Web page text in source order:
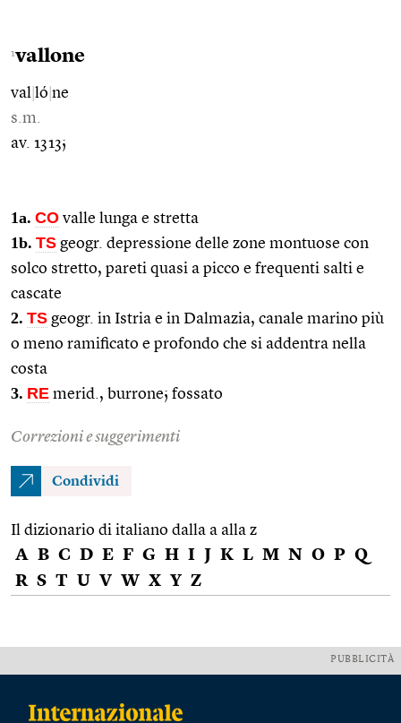
1vallone
val ló ne
s.m.
av. 1313;
1a. CO valle lunga e stretta
1b. TS geogr. depressione delle zone montuose con
solco stretto, pareti quasi a picco e frequenti salti e
cascate
2. TS geogr. in Istria e in Dalmazia, canale marino più
o meno ramificato e profondo che si addentra nella
costa
3. RE merid., burrone; fossato
Correzioni e suggerimenti
Condividi
Il dizionario di italiano dalla a alla z
A B C D E F G H I J K L M N O P Q
R S T U V W X Y Z
PUBBLICITÀ